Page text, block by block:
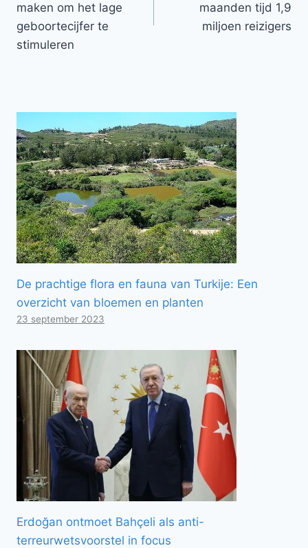
maken om het lage
geboortecijfer te
stimuleren
maanden tijd 1,9
miljoen reizigers
De prachtige flora en fauna van Turkije: Een
overzicht van bloemen en planten
23 september 2023
Erdoğan ontmoet Bahçeli als anti-
terreurwetsvoorstel in focus